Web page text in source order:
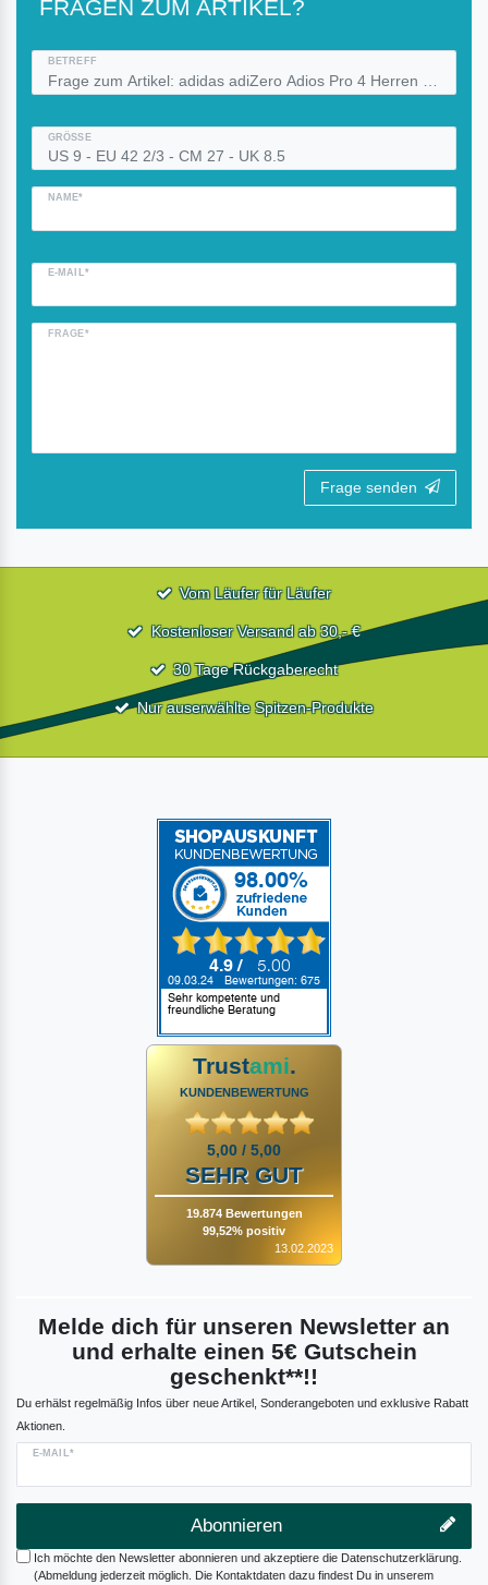
FRAGEN ZUM ARTIKEL?
BETREFF
GRÖSSE
NAME*
E-MAIL*
FRAGE*
Frage senden
Vom Läufer für Läufer
Kostenloser Versand ab 30,- €
30 Tage Rückgaberecht
Nur auserwählte Spitzen-Produkte
Trustami.
KUNDENBEWERTUNG
5,00 / 5,00
SEHR GUT
19.874 Bewertungen
99,52% positiv
13.02.2023
Melde dich für unseren Newsletter an
und erhalte einen 5€ Gutschein
geschenkt**!!
Du erhälst regelmäßig Infos über neue Artikel, Sonderangeboten und exklusive Rabatt
Aktionen.
E-MAIL*
Abonnieren
Ich möchte den Newsletter abonnieren und akzeptiere die Datenschutzerklärung.
(Abmeldung jederzeit möglich. Die Kontaktdaten dazu findest Du in unserem